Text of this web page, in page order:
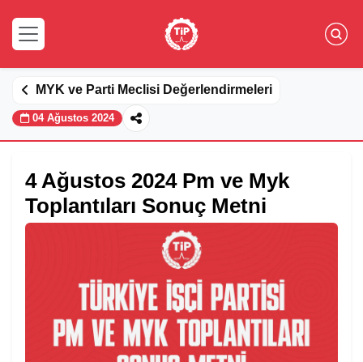
MYK ve Parti Meclisi Değerlendirmeleri
04 Ağustos 2024
4 Ağustos 2024 Pm ve Myk
Toplantıları Sonuç Metni